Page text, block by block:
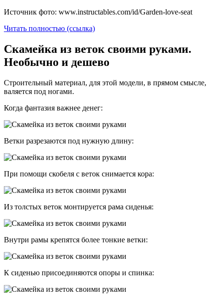
Источник фото: www.instructables.com/id/Garden-love-seat
Читать полностью (ссылка)
Скамейка из веток своими руками.
Необычно и дешево
Строительный материал, для этой модели, в прямом смысле,
валяется под ногами.
Когда фантазия важнее денег:
Ветки разрезаются под нужную длину:
При помощи скобеля с веток снимается кора:
Из толстых веток монтируется рама сиденья:
Внутри рамы крепятся более тонкие ветки:
К сиденью присоединяются опоры и спинка: